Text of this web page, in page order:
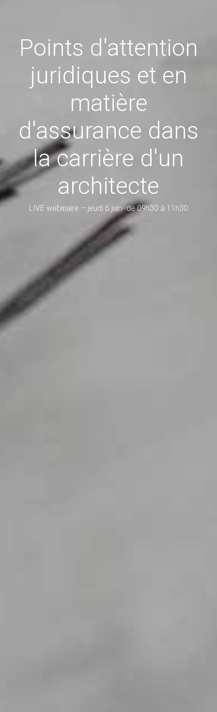
Points d'attention
juridiques et en
matière
d'assurance dans
la carrière d'un
architecte
LIVE webinaire – jeudi 6 juin- de 09h30 à 11h30